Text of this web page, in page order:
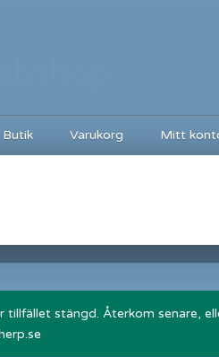
Butik Varukorg Mitt
tillfället stängd. Återkom senare,